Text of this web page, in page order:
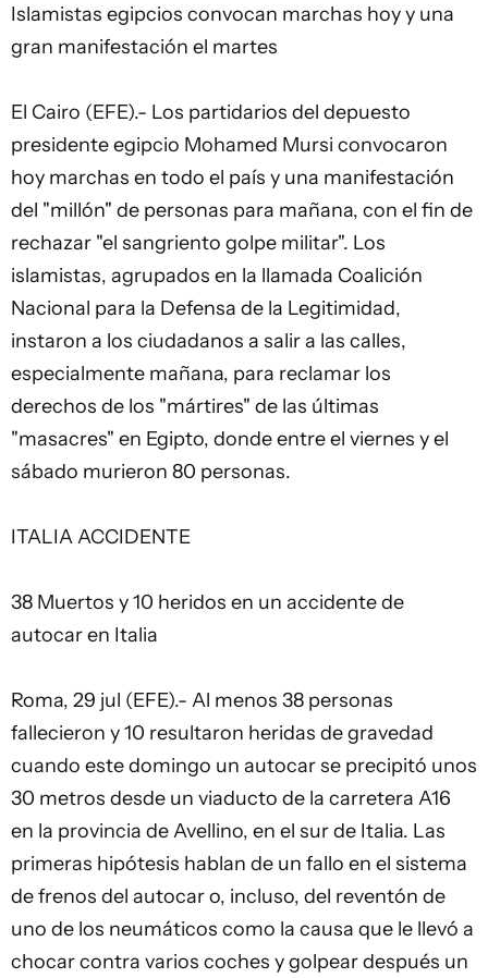
Islamistas egipcios convocan marchas hoy y una
gran manifestación el martes
El Cairo (EFE).- Los partidarios del depuesto
presidente egipcio Mohamed Mursi convocaron
hoy marchas en todo el país y una manifestación
del "millón" de personas para mañana, con el fin de
rechazar "el sangriento golpe militar". Los
islamistas, agrupados en la llamada Coalición
Nacional para la Defensa de la Legitimidad,
instaron a los ciudadanos a salir a las calles,
especialmente mañana, para reclamar los
derechos de los "mártires" de las últimas
"masacres" en Egipto, donde entre el viernes y el
sábado murieron 80 personas.
ITALIA ACCIDENTE
38 Muertos y 10 heridos en un accidente de
autocar en Italia
Roma, 29 jul (EFE).- Al menos 38 personas
fallecieron y 10 resultaron heridas de gravedad
cuando este domingo un autocar se precipitó unos
30 metros desde un viaducto de la carretera A16
en la provincia de Avellino, en el sur de Italia. Las
primeras hipótesis hablan de un fallo en el sistema
de frenos del autocar o, incluso, del reventón de
uno de los neumáticos como la causa que le llevó a
chocar contra varios coches y golpear después un